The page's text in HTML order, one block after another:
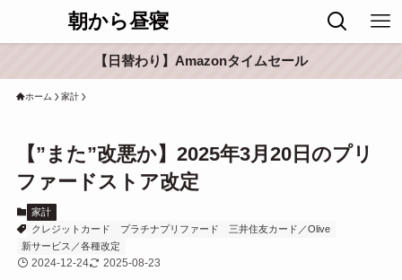
朝から昼寝
【日替わり】Amazonタイムセール
ホーム 家計
【”また”改悪か】2025年3月20日のプリ
ファードストア改定
家計
クレジットカード
プラチナプリファード
三井住友カード／Olive
新サービス／各種改定
2024-12-24 2025-08-23